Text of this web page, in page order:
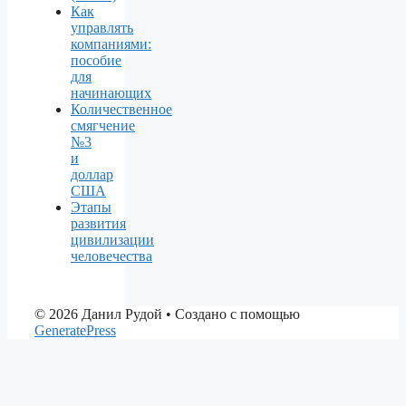
Как
управлять
компаниями:
пособие
для
начинающих
Количественное
смягчение
№3
и
доллар
США
Этапы
развития
цивилизации
человечества
© 2026 Данил Рудой • Создано с помощью
GeneratePress